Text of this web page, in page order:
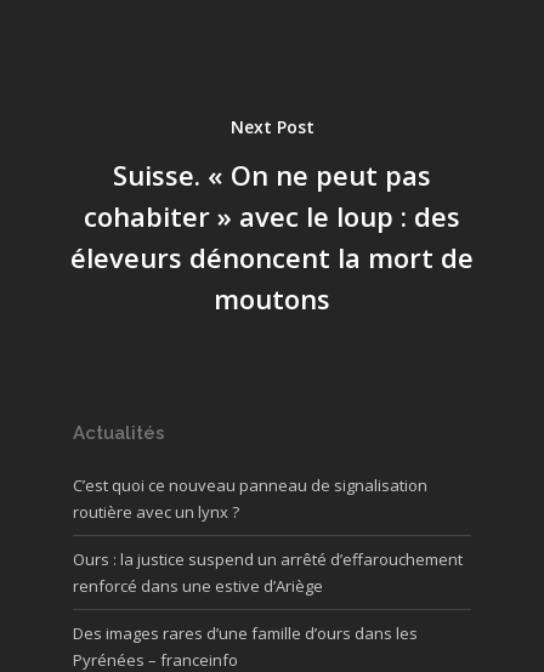
Next Post
Suisse. « On ne peut pas
cohabiter » avec le loup : des
éleveurs dénoncent la mort de
moutons
Actualités
C’est quoi ce nouveau panneau de signalisation
routière avec un lynx ?
Ours : la justice suspend un arrêté d’effarouchement
renforcé dans une estive d’Ariège
Des images rares d’une famille d’ours dans les
Pyrénées – franceinfo